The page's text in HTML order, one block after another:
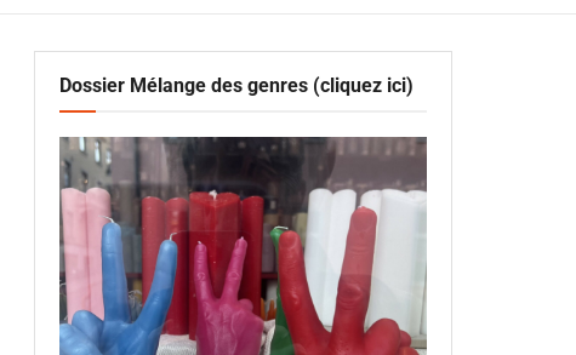
Dossier Mélange des genres (cliquez ici)